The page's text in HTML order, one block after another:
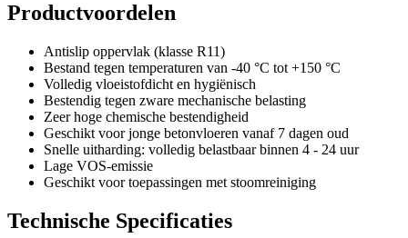
Productvoordelen
Antislip oppervlak (klasse R11)
Bestand tegen temperaturen van -40 °C tot +150 °C
Volledig vloeistofdicht en hygiënisch
Bestendig tegen zware mechanische belasting
Zeer hoge chemische bestendigheid
Geschikt voor jonge betonvloeren vanaf 7 dagen oud
Snelle uitharding: volledig belastbaar binnen 4 - 24 uur
Lage VOS-emissie
Geschikt voor toepassingen met stoomreiniging
Technische Specificaties